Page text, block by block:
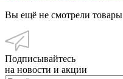
Вы ещё не смотрели товары
Подписывайтесь
на новости и акции